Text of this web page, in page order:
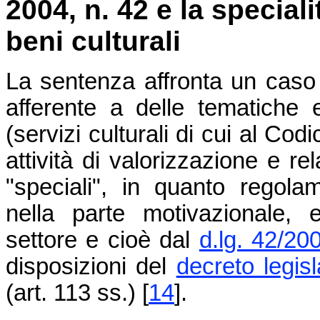
2004, n. 42 e la
beni culturali
La sentenza affronta un
afferente a delle tematiche
(servizi culturali di cui al
attività di valorizzazione e
"speciali", in quanto
nella parte motivazionale,
settore e cioè dal d.lg. 42/
disposizioni del decreto
(art. 113 ss.) [14].